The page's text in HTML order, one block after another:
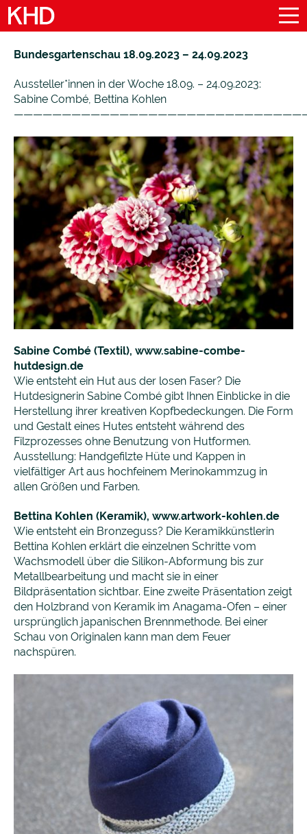
Bundesgartenschau 18.09.2023 – 24.09.2023
Aussteller*innen in der Woche 18.09. – 24.09.2023:
Sabine Combé, Bettina Kohlen
Sabine Combé (Textil), www.sabine-combe-
hutdesign.de
Wie entsteht ein Hut aus der losen Faser? Die
Hutdesignerin Sabine Combé gibt Ihnen Einblicke in die
Herstellung ihrer kreativen Kopfbedeckungen. Die Form
und Gestalt eines Hutes entsteht während des
Filzprozesses ohne Benutzung von Hutformen.
Ausstellung: Handgefilzte Hüte und Kappen in
vielfältiger Art aus hochfeinem Merinokammzug in
allen Größen und Farben.
Bettina Kohlen (Keramik), www.artwork-kohlen.de
Wie entsteht ein Bronzeguss? Die Keramikkünstlerin
Bettina Kohlen erklärt die einzelnen Schritte vom
Wachsmodell über die Silikon-Abformung bis zur
Metallbearbeitung und macht sie in einer
Bildpräsentation sichtbar. Eine zweite Präsentation zeigt
den Holzbrand von Keramik im Anagama-Ofen – einer
ursprünglich japanischen Brennmethode. Bei einer
Schau von Originalen kann man dem Feuer
nachspüren.